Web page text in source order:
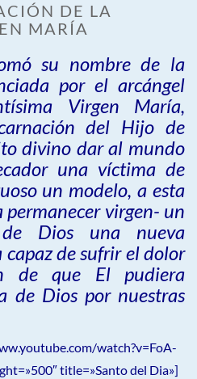
DE LA
MARÍA
su nombre de la
por el arcángel
Virgen María,
del Hijo de
divino dar al mundo
una víctima de
un modelo, a esta
virgen- un
Dios una nueva
de sufrir el dolor
de que El pudiera
de Dios por nuestras
watch?v=FoA-
title=»Santo del Dia»]